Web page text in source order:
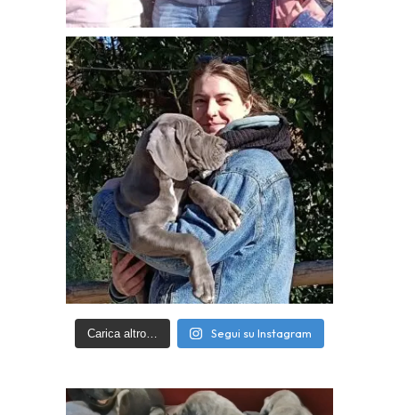
Carica altro… Segui su Instagram
Video